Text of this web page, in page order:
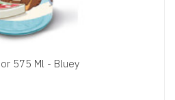
575 Ml - Bluey